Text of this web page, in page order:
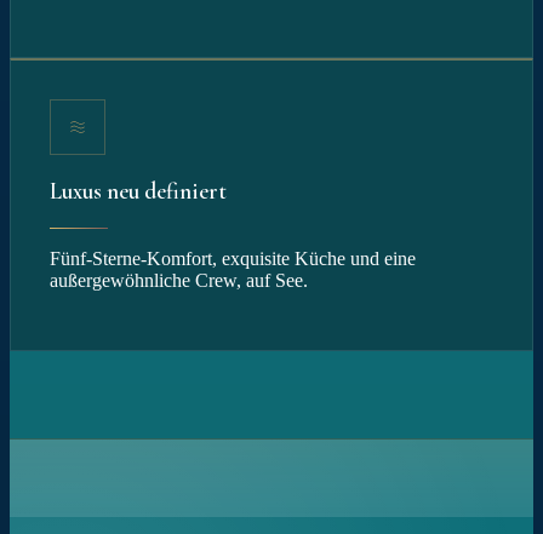
Luxus neu definiert
Fünf-Sterne-Komfort, exquisite Küche und eine
außergewöhnliche Crew, auf See.